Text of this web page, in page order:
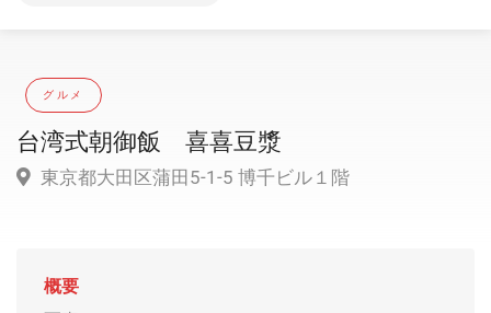
グルメ
台湾式朝御飯 喜喜豆漿
東京都大田区蒲田5-1-5 博千ビル１階
概要